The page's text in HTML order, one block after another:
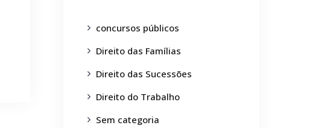
concursos públicos
Direito das Famílias
Direito das Sucessões
Direito do Trabalho
Sem categoria